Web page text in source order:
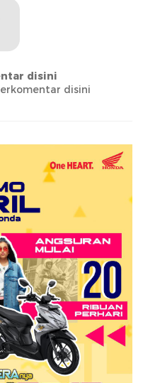
disini
disini